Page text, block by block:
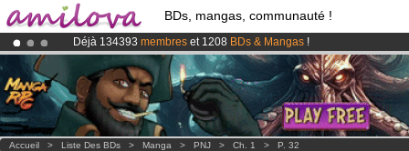
BDs, mangas, communauté !
Déjà 134393 membres et 1208 BDs & Mangas !
Abonnement premium: à partir de3.95 eurospar mois !Clique ici
LeKickstarter Amilova est désormais lancé
Accueil > Liste Des BDs > Manga > PNJ > Ch. 1 > P. 32